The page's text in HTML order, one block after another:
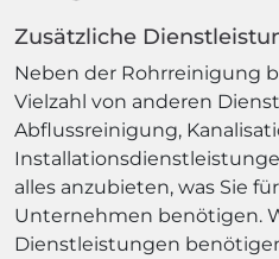
Zusätzliche
Neben der Rohrreinigung
Vielzahl von anderen
Abflussreinigung,
alles anzubieten, was Sie
Unternehmen benötigen.
Dienstleistungen